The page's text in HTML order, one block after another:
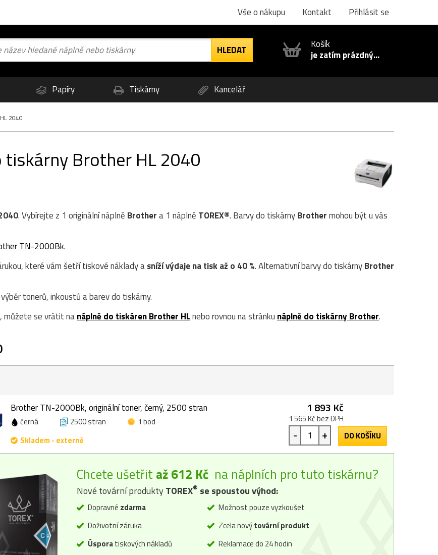
Vše o nákupu Kontakt Přihlásit se
Košík
je zatím prázdný...
Papíry Tiskárny Kancelář
2040
tiskárny Brother HL 2040
. Vybírejte z 1 originální náplně Brothera 1 náplně TOREX®. Barvy do tiskárnyBrothermohou být u vás
TN-2000Bk.
které vám šetří tiskové náklady asníží výdaje na tisk až o 40 %. Alternativní barvy do tiskárnyBrother
tonerů, inkoustů a barev do tiskárny.
můžete se vrátit nanáplně do tiskáren Brother HLnebo rovnou na stránku náplně do tiskárny Brother.
Brother TN-2000Bk, originální toner, černý, 2500 stran
černá 2500 stran
1 bod
Skladem - externě
1 893 Kč
1 565 Kč bez DPH
- + DO KOŠÍKU
Chcete ušetřit až 612 Kč na náplních pro tuto tiskárnu?
Nové tovární produktyTOREX® se spoustou výhod:
Dopravné zdarma
Doživotní záruka
Úsporatiskových nákladů
Možnost pouze vyzkoušet
Zcela novýtovární produkt
Reklamace do 24 hodin